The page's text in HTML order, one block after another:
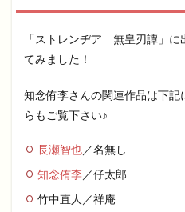
「ストレンヂア 無皇刃譚」に
てみました！
知念侑李さんの関連作品は下
らもご覧下さい♪
長瀬智也／名無し
知念侑李 ／仔太郎
竹中直人／祥庵